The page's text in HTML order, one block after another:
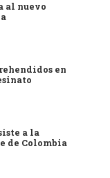
al nuevo
en
a la
de Colombia